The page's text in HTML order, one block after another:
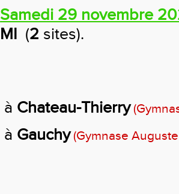
Samedi 29 novembre
MI (2 sites).
à Chateau-Thierry
à Gauchy(Gymnase